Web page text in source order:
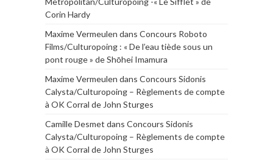
Corin Hardy
Maxime Vermeulen dans Concours Roboto
Films/Culturopoing : « De l’eau tiède sous un
pont rouge » de Shōhei Imamura
Maxime Vermeulen dans Concours Sidonis
Calysta/Culturopoing – Règlements de compte
à OK Corral de John Sturges
Camille Desmet dans Concours Sidonis
Calysta/Culturopoing – Règlements de compte
à OK Corral de John Sturges